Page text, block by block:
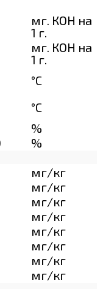
мг. КОН на
1 г.
мг. КОН на
1 г.
°C
°C
%
%
мг/кг
мг/кг
мг/кг
мг/кг
мг/кг
мг/кг
мг/кг
мг/кг